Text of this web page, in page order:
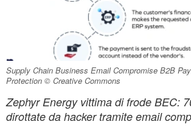
Supply Chain Business Email Compromise B2B
Protection © Creative Commons
Zephyr Energy vittima di frode BEC:
dirottate da hacker tramite email